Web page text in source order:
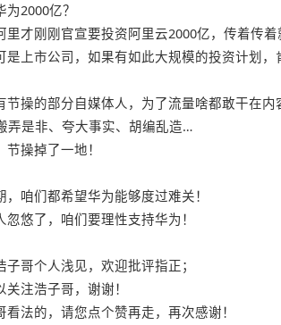
2000亿？
里才刚刚官宣要投资阿里云2000亿，传着传着
是上市公司，如果有如此大规模的投资计划，
节操的部分自媒体人，为了流量啥都敢干在
弄是非、夸大事实、胡编乱造…
操掉了一地！
，咱们都希望华为能够度过难关！
忽悠了，咱们要理性支持华为！
子哥个人浅见，欢迎批评指正；
注浩子哥，谢谢！
看法的，请您点个赞再走，再次感谢！